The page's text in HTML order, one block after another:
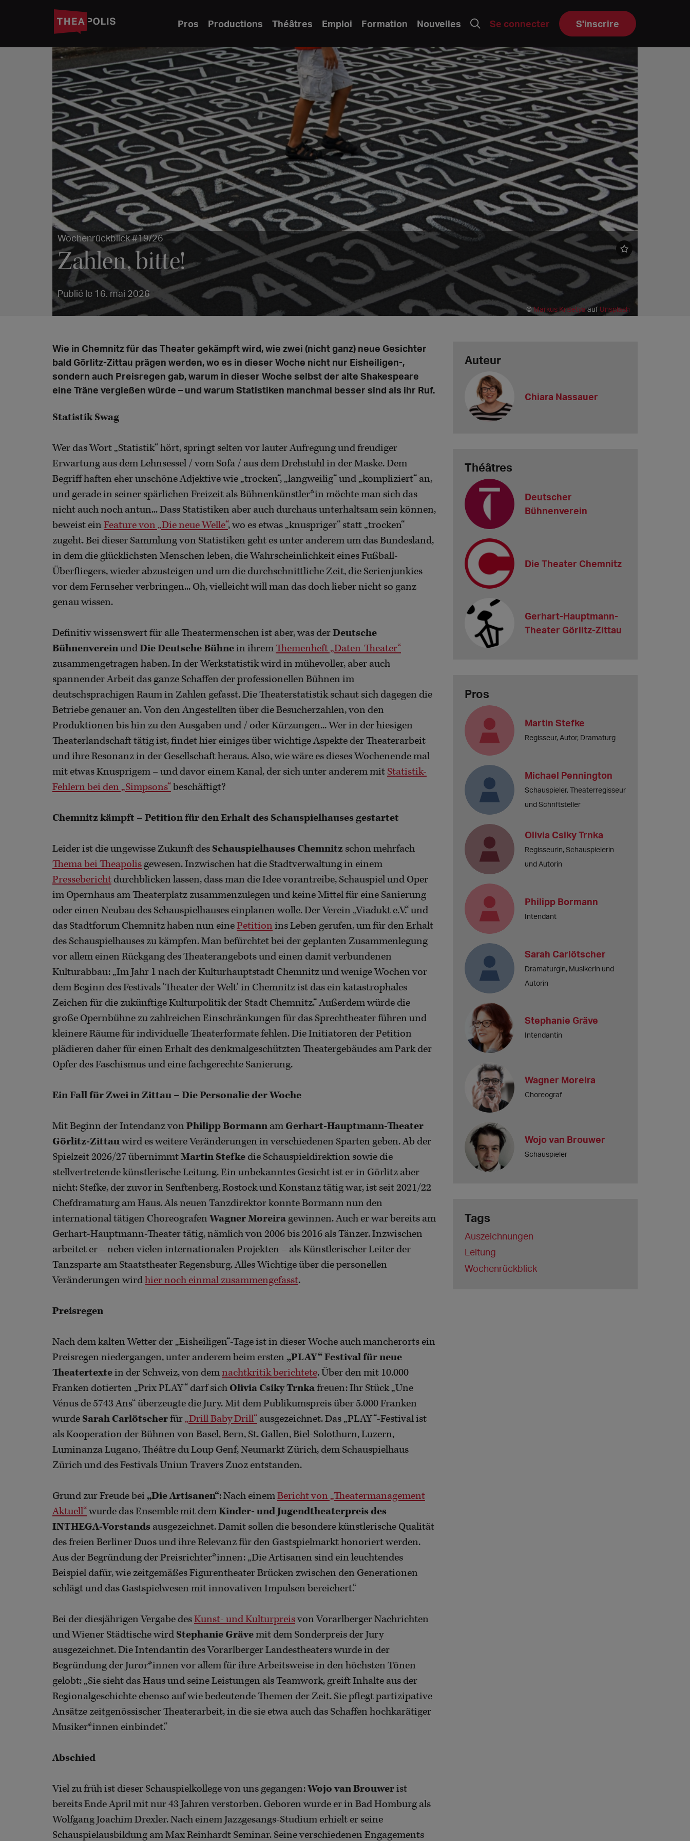
Pros Productions Théâtres Emploi Formation Nouvelles Se connecter S'inscrire
Wochenrückblick #19/26
Zahlen, bitte!
Publié le 16. mai 2026
©Markus Krisetyaauf Unsplash
Wie in Chemnitz für das Theater gekämpft wird, wie zwei (nicht ganz) neue Gesichter
bald Görlitz-Zittau prägen werden, wo es in dieser Woche nicht nur Eisheiligen-,
sondern auch Preisregen gab, warum in dieser Woche selbst der alte Shakespeare
eine Träne vergießen würde – und warum Statistiken manchmal besser sind als ihr Ruf.
Statistik Swag
Wer das Wort „Statistik“ hört, springt selten vor lauter Aufregung und freudiger
Erwartung aus dem Lehnsessel / vom Sofa / aus dem Drehstuhl in der Maske. Dem
Begriff haften eher unschöne Adjektive wie „trocken“, „langweilig“ und „kompliziert“ an,
und gerade in seiner spärlichen Freizeit als Bühnenkünstler*in möchte man sich das
nicht auch noch antun... Dass Statistiken aber auch durchaus unterhaltsam sein können,
beweist ein Feature von „Die neue Welle“, wo es etwas „knuspriger“ statt „trocken“
zugeht. Bei dieser Sammlung von Statistiken geht es unter anderem um das Bundesland,
in dem die glücklichsten Menschen leben, die Wahrscheinlichkeit eines Fußball-
Überfliegers, wieder abzusteigen und um die durchschnittliche Zeit, die Serienjunkies
vor dem Fernseher verbringen... Oh, vielleicht will man das doch lieber nicht so ganz
genau wissen.
Definitiv wissenswert für alle Theatermenschen ist aber, was derDeutsche
BühnenvereinundDie Deutsche Bühnein ihremThemenheft „Daten-Theater“
zusammengetragen haben. In der Werkstatistik wird in mühevoller, aber auch
spannender Arbeit das ganze Schaffen der professionellen Bühnen im
deutschsprachigen Raum in Zahlen gefasst. Die Theaterstatistik schaut sich dagegen die
Betriebe genauer an. Von den Angestellten über die Besucherzahlen, von den
Produktionen bis hin zu den Ausgaben und / oder Kürzungen... Wer in der hiesigen
Theaterlandschaft tätig ist, findet hier einiges über wichtige Aspekte der Theaterarbeit
und ihre Resonanz in der Gesellschaft heraus. Also, wie wäre es dieses Wochenende mal
mit etwas Knusprigem – und davor einem Kanal, der sich unter anderem mit Statistik-
Fehlern bei den „Simpsons“beschäftigt?
Chemnitz kämpft – Petition für den Erhalt des Schauspielhauses gestartet
Leider ist die ungewisse Zukunft des Schauspielhauses Chemnitz schon mehrfach
Thema bei Theapolis gewesen. Inzwischen hat die Stadtverwaltung in einem
Pressebericht durchblicken lassen, dass man die Idee vorantreibe, Schauspiel und Oper
im Opernhaus am Theaterplatz zusammenzulegen und keine Mittel für eine Sanierung
oder einen Neubau des Schauspielhauses einplanen wolle. Der Verein „Viadukt e.V.“ und
das Stadtforum Chemnitz haben nun einePetition ins Leben gerufen, um für den Erhalt
des Schauspielhauses zu kämpfen. Man befürchtet bei der geplanten Zusammenlegung
vor allem einen Rückgang des Theaterangebots und einen damit verbundenen
Kulturabbau: „Im Jahr 1 nach der Kulturhauptstadt Chemnitz und wenige Wochen vor
dem Beginn des Festivals 'Theater der Welt' in Chemnitz ist das ein katastrophales
Zeichen für die zukünftige Kulturpolitik der Stadt Chemnitz.“ Außerdem würde die
große Opernbühne zu zahlreichen Einschränkungen für das Sprechtheater führen und
kleinere Räume für individuelle Theaterformate fehlen. Die Initiatoren der Petition
plädieren daher für einen Erhalt des denkmalgeschützten Theatergebäudes am Park der
Opfer des Faschismus und eine fachgerechte Sanierung.
Ein Fall für Zwei in Zittau – Die Personalie der Woche
Mit Beginn der Intendanz von Philipp Bormann am Gerhart-Hauptmann-Theater
Görlitz-Zittauwird es weitere Veränderungen in verschiedenen Sparten geben. Ab der
Spielzeit 2026/27 übernimmtMartin Stefke die Schauspieldirektion sowie die
stellvertretende künstlerische Leitung. Ein unbekanntes Gesicht ist er in Görlitz aber
nicht: Stefke, der zuvor in Senftenberg, Rostock und Konstanz tätig war, ist seit 2021/22
Chefdramaturg am Haus. Als neuen Tanzdirektor konnte Bormann nun den
international tätigen ChoreografenWagner Moreira gewinnen. Auch er war bereits am
Gerhart-Hauptmann-Theater tätig, nämlich von 2006 bis 2016 als Tänzer. Inzwischen
arbeitet er – neben vielen internationalen Projekten – als Künstlerischer Leiter der
Tanzsparte am Staatstheater Regensburg. Alles Wichtige über die personellen
Veränderungen wirdhier noch einmal zusammengefasst.
Preisregen
Nach dem kalten Wetter der „Eisheiligen“-Tage ist in dieser Woche auch mancherorts ein
Preisregen niedergangen, unter anderem beim ersten „PLAY“ Festival für neue
Theatertextein der Schweiz, von demnachtkritik berichtete. Über den mit 10.000
Franken dotierten „Prix PLAY“ darf sich Olivia Csiky Trnkafreuen: Ihr Stück „Une
Vénus de 5743 Ans“ überzeugte die Jury. Mit dem Publikumspreis über 5.000 Franken
wurde Sarah Carlötscherfür „Drill Baby Drill“ ausgezeichnet. Das „PLAY“-Festival ist
als Kooperation der Bühnen von Basel, Bern, St. Gallen, Biel-Solothurn, Luzern,
Luminanza Lugano, Théâtre du Loup Genf, Neumarkt Zürich, dem Schauspielhaus
Zürich und des Festivals Uniun Travers Zuoz entstanden.
Grund zur Freude bei „Die Artisanen“: Nach einemBericht von „Theatermanagement
Aktuell“wurde das Ensemble mit demKinder- und Jugendtheaterpreis des
INTHEGA-Vorstands ausgezeichnet. Damit sollen die besondere künstlerische Qualität
des freien Berliner Duos und ihre Relevanz für den Gastspielmarkt honoriert werden.
Aus der Begründung der Preisrichter*innen: „Die Artisanen sind ein leuchtendes
Beispiel dafür, wie zeitgemäßes Figurentheater Brücken zwischen den Generationen
schlägt und das Gastspielwesen mit innovativen Impulsen bereichert.“
Bei der diesjährigen Vergabe desKunst- und Kulturpreisvon Vorarlberger Nachrichten
und Wiener Städtische wird Stephanie Grävemit dem Sonderpreis der Jury
ausgezeichnet. Die Intendantin des Vorarlberger Landestheaters wurde in der
Begründung der Juror*innen vor allem für ihre Arbeitsweise in den höchsten Tönen
gelobt: „Sie sieht das Haus und seine Leistungen als Teamwork, greift Inhalte aus der
Regionalgeschichte ebenso auf wie bedeutende Themen der Zeit. Sie pflegt partizipative
Ansätze zeitgenössischer Theaterarbeit, in die sie etwa auch das Schaffen hochkarätiger
Musiker*innen einbindet.“
Abschied
Viel zu früh ist dieser Schauspielkollege von uns gegangen:Wojo van Brouwerist
bereits Ende April mit nur 43 Jahren verstorben. Geboren wurde er in Bad Homburg als
Wolfgang Joachim Drexler. Nach einem Jazzgesangs-Studium erhielt er seine
Schauspielausbildung am Max Reinhardt Seminar. Seine verschiedenen Engagements
Auteur
Chiara Nassauer
Théâtres
Deutscher
Bühnenverein
Die Theater Chemnitz
Gerhart-Hauptmann-
Theater Görlitz-Zittau
Pros
Martin Stefke
Regisseur, Autor, Dramaturg
Michael Pennington
Schauspieler, Theaterregisseur
und Schriftsteller
Olivia Csiky Trnka
Regisseurin, Schauspielerin
und Autorin
Philipp Bormann
Intendant
Sarah Carlötscher
Dramaturgin, Musikerin und
Autorin
Stephanie Gräve
Intendantin
Wagner Moreira
Choreograf
Wojo van Brouwer
Schauspieler
Tags
Auszeichnungen
Leitung
Wochenrückblick